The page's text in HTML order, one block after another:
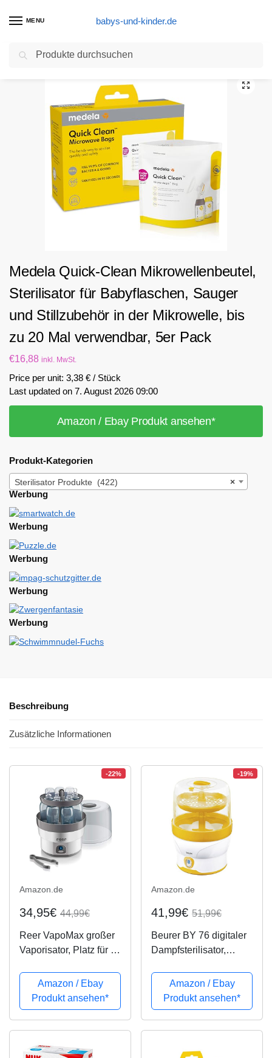
MENU babys-und-kinder.de
Start Sterilisator Produkte Medela Quick-Clean Mikrowellenbeutel, Sterilisator für Babyflaschen, Sauger und Stillzubehör in der Mikrowelle, bis zu 20 Mal verwendbar, 5er Pack
Medela Quick-Clean Mikrowellenbeutel,
Sterilisator für Babyflaschen, Sauger
und Stillzubehör in der Mikrowelle, bis
zu 20 Mal verwendbar, 5er Pack
€16,88 inkl. MwSt.
Price per unit: 3,38 € / Stück
Last updated on 7. August 2026 09:00
Amazon / Ebay Produkt ansehen*
Produkt-Kategorien
×
Sterilisator Produkte (422)
Werbung
Werbung
Werbung
Werbung
Werbung
Beschreibung
Zusätzliche Informationen
-22%
Amazon.de
34,95€ 44,99€
Reer VapoMax großer
Vaporisator, Platz für 6
Zubehör
Amazon / Ebay
Produkt ansehen*
-19%
Amazon.de
41,99€ 51,99€
Beurer BY 76 digitaler
Dampfsterilisator,
Flaschen ohne
chemische Zusätze
Amazon / Ebay
Produkt ansehen*